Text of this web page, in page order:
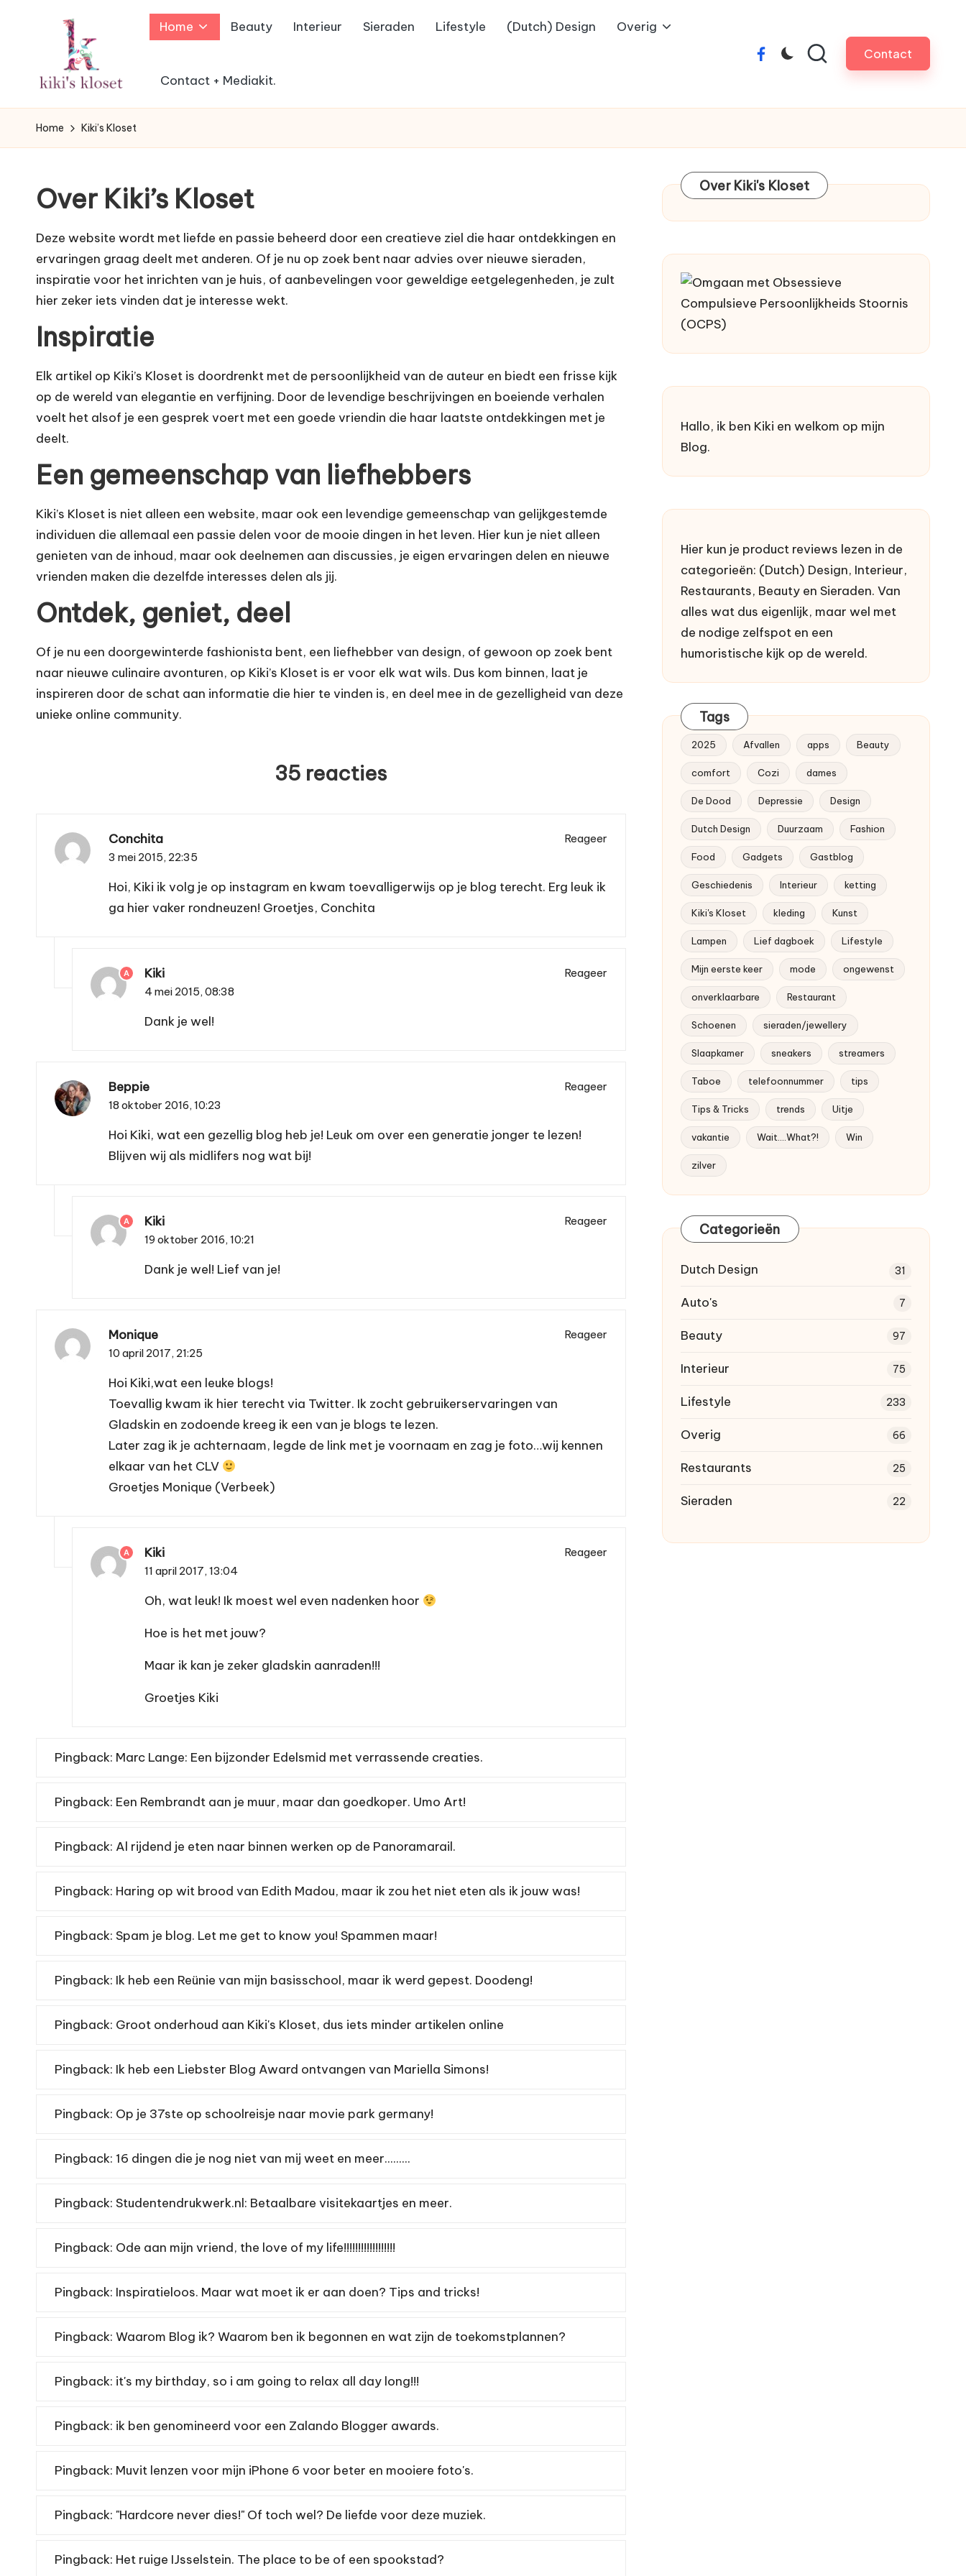
K
i
i'
s
K
l
o
s
e
t
met
een
twist.
Home Beauty Interieur Sieraden Lifestyle (Dutch) Design Overig
Contact + Mediakit.
facebook Contact
Home Kiki’s Kloset
Over Kiki’s Kloset
Deze website wordt met liefde en passie beheerd door een creatieve ziel die haar ontdekkingen en
ervaringen graag deelt met anderen. Of je nu op zoek bent naar advies over nieuwe sieraden,
inspiratie voor het inrichten van je huis, of aanbevelingen voor geweldige eetgelegenheden, je zult
hier zeker iets vinden dat je interesse wekt.
Inspiratie
Elk artikel op Kiki’s Kloset is doordrenkt met de persoonlijkheid van de auteur en biedt een frisse kijk
op de wereld van elegantie en verfijning. Door de levendige beschrijvingen en boeiende verhalen
voelt het alsof je een gesprek voert met een goede vriendin die haar laatste ontdekkingen met je
deelt.
Een gemeenschap van liefhebbers
Kiki’s Kloset is niet alleen een website, maar ook een levendige gemeenschap van gelijkgestemde
individuen die allemaal een passie delen voor de mooie dingen in het leven. Hier kun je niet alleen
genieten van de inhoud, maar ook deelnemen aan discussies, je eigen ervaringen delen en nieuwe
vrienden maken die dezelfde interesses delen als jij.
Ontdek, geniet, deel
Of je nu een doorgewinterde fashionista bent, een liefhebber van design, of gewoon op zoek bent
naar nieuwe culinaire avonturen, op Kiki’s Kloset is er voor elk wat wils. Dus kom binnen, laat je
inspireren door de schat aan informatie die hier te vinden is, en deel mee in de gezelligheid van deze
unieke online community.
35 reacties
Conchita
Reageer
3 mei 2015, 22:35
Hoi, Kiki ik volg je op instagram en kwam toevalligerwijs op je blog terecht. Erg leuk ik
ga hier vaker rondneuzen! Groetjes, Conchita
A Kiki
Reageer
4 mei 2015, 08:38
Dank je wel!
Beppie
Reageer
18 oktober 2016, 10:23
Hoi Kiki, wat een gezellig blog heb je! Leuk om over een generatie jonger te lezen!
Blijven wij als midlifers nog wat bij!
A Kiki
Reageer
19 oktober 2016, 10:21
Dank je wel! Lief van je!
Monique
Reageer
10 april 2017, 21:25
Hoi Kiki,wat een leuke blogs!
Toevallig kwam ik hier terecht via Twitter. Ik zocht gebruikerservaringen van
Gladskin en zodoende kreeg ik een van je blogs te lezen.
Later zag ik je achternaam, legde de link met je voornaam en zag je foto…wij kennen
elkaar van het CLV
Groetjes Monique (Verbeek)
A Kiki
Reageer
11 april 2017, 13:04
Oh, wat leuk! Ik moest wel even nadenken hoor
Hoe is het met jouw?
Maar ik kan je zeker gladskin aanraden!!!
Groetjes Kiki
Pingback: Marc Lange: Een bijzonder Edelsmid met verrassende creaties.
Pingback: Een Rembrandt aan je muur, maar dan goedkoper. Umo Art!
Pingback: Al rijdend je eten naar binnen werken op de Panoramarail.
Pingback: Haring op wit brood van Edith Madou, maar ik zou het niet eten als ik jouw was!
Pingback: Spam je blog. Let me get to know you! Spammen maar!
Pingback: Ik heb een Reünie van mijn basisschool, maar ik werd gepest. Doodeng!
Pingback: Groot onderhoud aan Kiki's Kloset, dus iets minder artikelen online
Pingback: Ik heb een Liebster Blog Award ontvangen van Mariella Simons!
Pingback: Op je 37ste op schoolreisje naar movie park germany!
Pingback: 16 dingen die je nog niet van mij weet en meer.........
Pingback: Studentendrukwerk.nl: Betaalbare visitekaartjes en meer.
Pingback: Ode aan mijn vriend, the love of my life!!!!!!!!!!!!!!!!!!
Pingback: Inspiratieloos. Maar wat moet ik er aan doen? Tips and tricks!
Pingback: Waarom Blog ik? Waarom ben ik begonnen en wat zijn de toekomstplannen?
Pingback: it's my birthday, so i am going to relax all day long!!!
Pingback: ik ben genomineerd voor een Zalando Blogger awards.
Pingback: Muvit lenzen voor mijn iPhone 6 voor beter en mooiere foto's.
Pingback: "Hardcore never dies!" Of toch wel? De liefde voor deze muziek.
Pingback: Het ruige IJsselstein. The place to be of een spookstad?
Over Kiki's Kloset
Hallo, ik ben Kiki en welkom op mijn
Blog.
Hier kun je product reviews lezen in de
categorieën: (Dutch) Design, Interieur,
Restaurants, Beauty en Sieraden. Van
alles wat dus eigenlijk, maar wel met
de nodige zelfspot en een
humoristische kijk op de wereld.
Tags
2025 Afvallen apps Beauty
comfort Cozi dames
De Dood Depressie Design
Dutch Design Duurzaam Fashion
Food Gadgets Gastblog
Geschiedenis Interieur ketting
Kiki's Kloset kleding Kunst
Lampen Lief dagboek Lifestyle
Mijn eerste keer mode ongewenst
onverklaarbare Restaurant
Schoenen sieraden/jewellery
Slaapkamer sneakers streamers
Taboe telefoonnummer tips
Tips & Tricks trends Uitje
vakantie Wait....What?! Win
zilver
Categorieën
Dutch Design 31
Auto's 7
Beauty 97
Interieur 75
Lifestyle 233
Overig 66
Restaurants 25
Sieraden 22